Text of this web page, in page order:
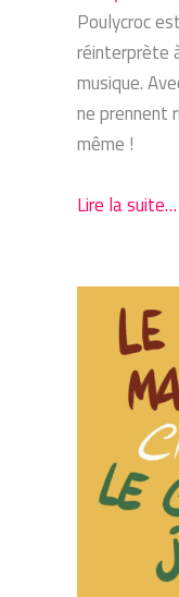
Poulycroc
réinterprète
musique.
ne prennent
même !
Lire la suite…